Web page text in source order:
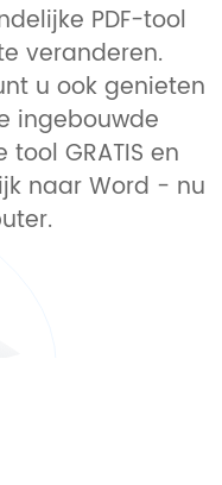
PDF-tool
veranderen.
u ook genieten
ingebouwde
GRATIS en
naar Word - nu